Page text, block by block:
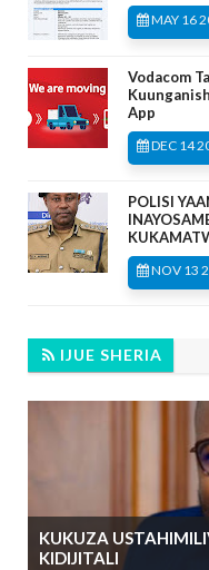
MAY 16
Vodacom
App
DEC 14
POLISI
NOV 13
IJUE SHERIA
KUKUZA
KIDIJITALI